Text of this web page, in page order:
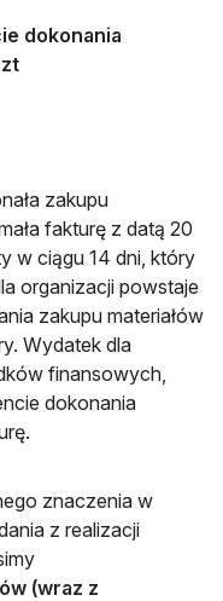
dokonania
zakupu
fakturę z datą 20
w ciągu 14 dni, który
organizacji powstaje
zakupu materiałów
Wydatek dla
finansowych,
dokonania
znaczenia w
z realizacji
(wraz z